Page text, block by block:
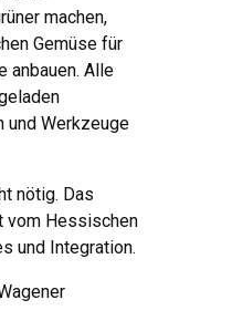
machen,
Gemüse für
anbauen. Alle
und Werkzeuge
nötig. Das
vom Hessischen
und Integration.